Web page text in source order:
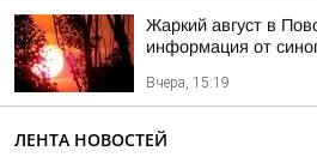
Жаркий август в
информация от
Вчера, 15:19
ЛЕНТА НОВОСТЕЙ